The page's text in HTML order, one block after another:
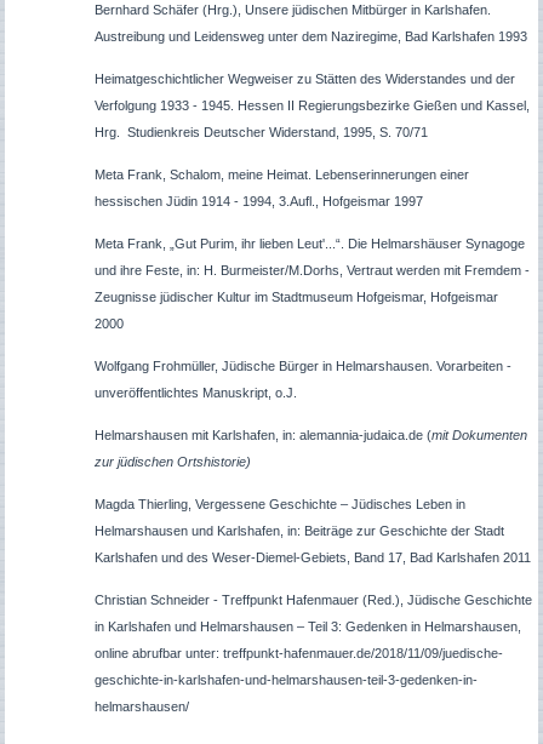
Bernhard Schäfer (Hrg.), Unsere jüdischen Mitbürger in Karlshafen.
Austreibung und Leidensweg unter dem Naziregime, Bad Karlshafen 1993
Heimatgeschichtlicher Wegweiser zu Stätten des Widerstandes und der
Verfolgung 1933 - 1945. Hessen II Regierungsbezirke Gießen und Kassel,
Hrg. Studienkreis Deutscher Widerstand, 1995, S. 70/71
Meta Frank, Schalom, meine Heimat. Lebenserinnerungen einer
hessischen Jüdin 1914 - 1994, 3.Aufl., Hofgeismar 1997
Meta Frank, „Gut Purim, ihr lieben Leut'...“. Die Helmarshäuser Synagoge
und ihre Feste, in: H. Burmeister/M.Dorhs, Vertraut werden mit Fremdem -
Zeugnisse jüdischer Kultur im Stadtmuseum Hofgeismar, Hofgeismar
2000
Wolfgang Frohmüller, Jüdische Bürger in Helmarshausen. Vorarbeiten -
unveröffentlichtes Manuskript, o.J.
Helmarshausen mit Karlshafen, in: alemannia-judaica.de (mit Dokumenten
zur jüdischen Ortshistorie)
Magda Thierling, Vergessene Geschichte – Jüdisches Leben in
Helmarshausen und Karlshafen, in: Beiträge zur Geschichte der Stadt
Karlshafen und des Weser-Diemel-Gebiets, Band 17, Bad Karlshafen 2011
Christian Schneider - Treffpunkt Hafenmauer (Red.), Jüdische Geschichte
in Karlshafen und Helmarshausen – Teil 3: Gedenken in Helmarshausen,
online abrufbar unter: treffpunkt-hafenmauer.de/2018/11/09/juedische-
geschichte-in-karlshafen-und-helmarshausen-teil-3-gedenken-in-
helmarshausen/